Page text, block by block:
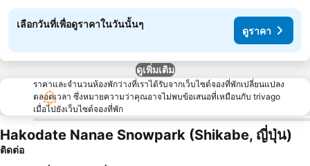
เลือกวันที่เพื่อดูราคาในวันนั้นๆ
ดูราคา
ดูเพิ่มเติม
ราคาและจำนวนห้องพักว่างที่เราได้รับจากเว็บไซต์จองที่พักเปลี่ยนแปลง
ตลอดเวลา ซึ่งหมายความว่าคุณอาจไม่พบข้อเสนอที่เหมือนกับ trivago
เมื่อไปยังเว็บไซต์จองที่พัก
Hakodate Nanae Snowpark (Shikabe, ญี่ปุ่น)
ติดต่อ